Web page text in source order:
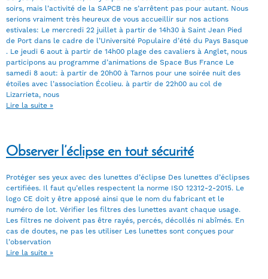
soirs, mais l’activité de la SAPCB ne s’arrêtent pas pour autant. Nous
serions vraiment très heureux de vous accueillir sur nos actions
estivales: Le mercredi 22 juillet à partir de 14h30 à Saint Jean Pied
de Port dans le cadre de l’Université Populaire d’été du Pays Basque
. Le jeudi 6 aout à partir de 14h00 plage des cavaliers à Anglet, nous
participons au programme d’animations de Space Bus France Le
samedi 8 aout: à partir de 20h00 à Tarnos pour une soirée nuit des
étoiles avec l’association Écolieu. à partir de 22h00 au col de
Lizarrieta, nous
Lire la suite »
Observer l’éclipse en tout sécurité
Protéger ses yeux avec des lunettes d’éclipse Des lunettes d’éclipses
certifiées. Il faut qu’elles respectent la norme ISO 12312-2-2015. Le
logo CE doit y être apposé ainsi que le nom du fabricant et le
numéro de lot. Vérifier les filtres des lunettes avant chaque usage.
Les filtres ne doivent pas être rayés, percés, décollés ni abîmés. En
cas de doutes, ne pas les utiliser Les lunettes sont conçues pour
l’observation
Lire la suite »